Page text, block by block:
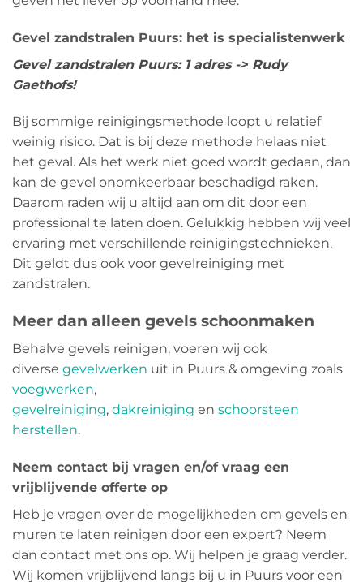
Gevel zandstralen Puurs: het is specialistenwerk
Gevel zandstralen Puurs: 1 adres -> Rudy
Gaethofs!
Bij sommige reinigingsmethode loopt u relatief
weinig risico. Dat is bij deze methode helaas niet
het geval. Als het werk niet goed wordt gedaan, dan
kan de gevel onomkeerbaar beschadigd raken.
Daarom raden wij u altijd aan om dit door een
professional te laten doen. Gelukkig hebben wij veel
ervaring met verschillende reinigingstechnieken.
Dit geldt dus ook voor gevelreiniging met
zandstralen.
Meer dan alleen gevels schoonmaken
Behalve gevels reinigen, voeren wij ook
diverse gevelwerken uit in Puurs & omgeving zoals
voegwerken,
gevelreiniging, dakreiniging en schoorsteen
herstellen.
Neem contact bij vragen en/of vraag een
vrijblijvende offerte op
Heb je vragen over de mogelijkheden om gevels en
muren te laten reinigen door een expert? Neem
dan contact met ons op. Wij helpen je graag verder.
Wij komen vrijblijvend langs bij u in Puurs voor een